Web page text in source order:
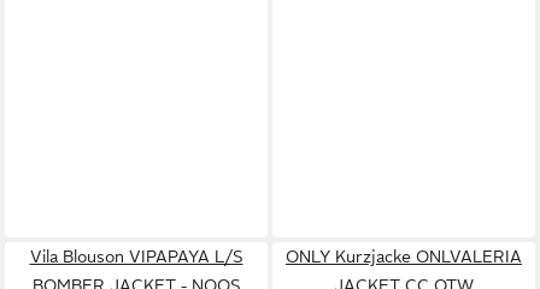
Vila Blouson VIPAPAYA L/S
BOMBER JACKET - NOOS
ONLY Kurzjacke ONLVALERIA
JACKET CC OTW